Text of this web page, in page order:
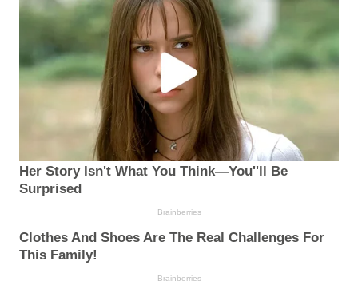
Her Story Isn't What You Think—You''ll Be
Surprised
Brainberries
Clothes And Shoes Are The Real Challenges For
This Family!
Brainberries